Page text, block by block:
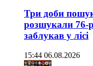
Три доби
розшукали 76-
заблукав у лісі
15:44 06.08.2026